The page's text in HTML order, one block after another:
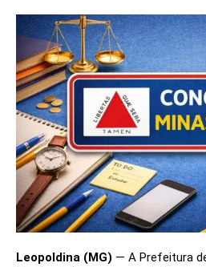
Leopoldina (MG) — A Prefeitura